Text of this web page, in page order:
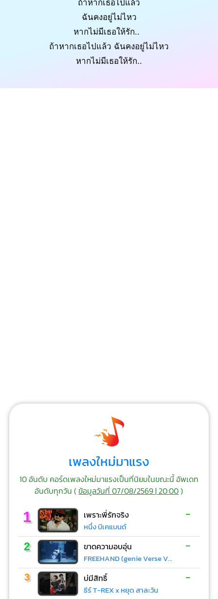
ถ้าหากเธอไปแล้ว
ฉันคงอยู่ไม่ไหว
หากไม่มีเธอให้รัก..
ถ้าหากเธอไปแล้ว ฉันคงอยู่ไม่ไหว
หากไม่มีเธอให้รัก..
เพลงใหม่มาแรง
10 อันดับ คอร์ดเพลงใหม่มาแรงเป็นที่นิยมในขณะนี้ อัพเดท
อันดับทุกวัน (ข้อมูลวันที่ 07/08/2569 | 20:00)
1 เพราะพี่รักจริง
หนึ่ง บีเคแบนด์
-
2 ขาดความอบอุ่น
FREEHAND (genie Verse Vol.1)
-
3 บ่มีสิทธิ์
ธีร์ T-REX x หยุด สาละวัน
-